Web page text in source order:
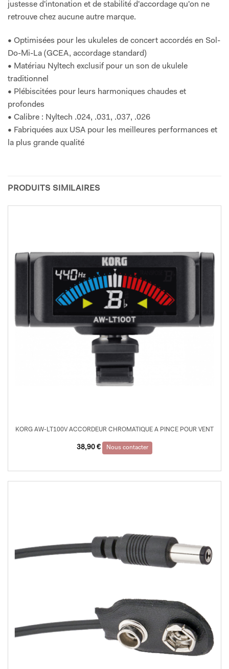
justesse d'intonation et de stabilité d'accordage qu'on ne
retrouve chez aucune autre marque.
• Optimisées pour les ukuleles de concert accordés en Sol-
Do-Mi-La (GCEA, accordage standard)
• Matériau Nyltech exclusif pour un son de ukulele
traditionnel
• Plébiscitées pour leurs harmoniques chaudes et
profondes
• Calibre : Nyltech .024, .031, .037, .026
• Fabriquées aux USA pour les meilleures performances et
la plus grande qualité
PRODUITS SIMILAIRES
KORG AW-LT100V ACCORDEUR CHROMATIQUE A PINCE POUR VENT
38,90 € Nous contacter